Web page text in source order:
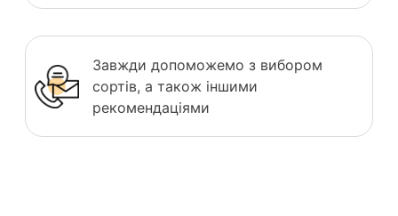
Завжди допоможемо з вибором
сортів, а також іншими
рекомендаціями